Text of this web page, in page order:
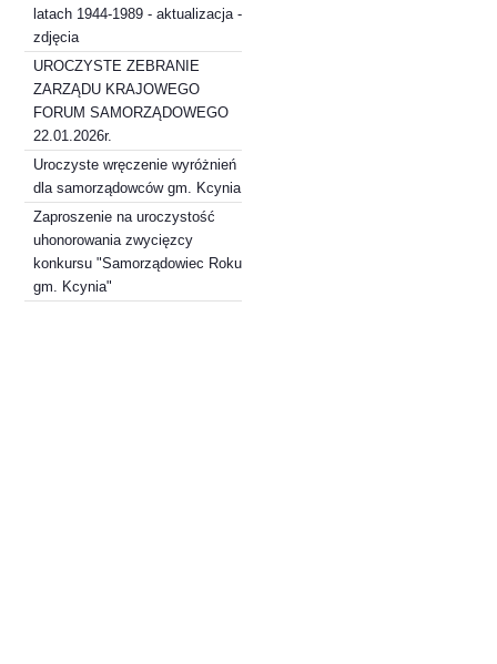
latach 1944-1989 - aktualizacja -
zdjęcia
UROCZYSTE ZEBRANIE
ZARZĄDU KRAJOWEGO
FORUM SAMORZĄDOWEGO
22.01.2026r.
Uroczyste wręczenie wyróżnień
dla samorządowców gm. Kcynia
Zaproszenie na uroczystość
uhonorowania zwycięzcy
konkursu "Samorządowiec Roku
gm. Kcynia"